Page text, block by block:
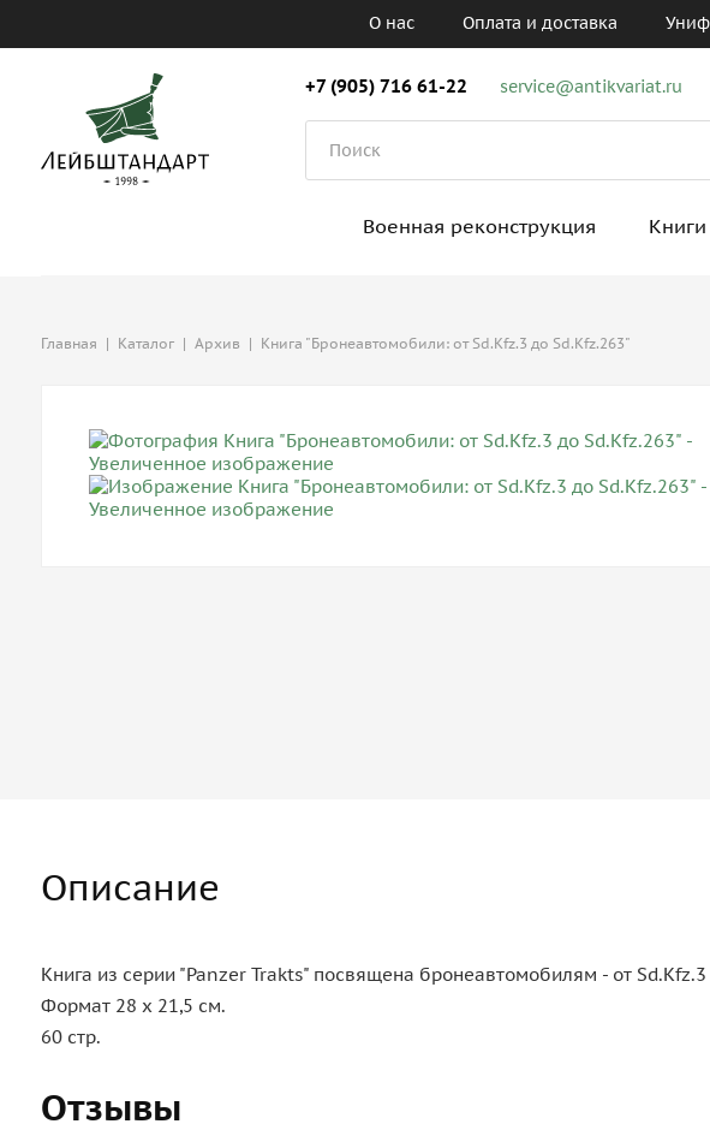
О нас Оплата и доставка
+7 (905) 716 61-22 service@antikvariat.ru
Военная реконструкция Книги
Главная | Каталог | Архив | Книга "Бронеавтомобили: от Sd.Kfz.3 до Sd.Kfz.263"
Описание
Книга из серии "Panzer Trakts" посвящена бронеавтомобилям - от
Формат 28 х 21,5 см.
60 стр.
Отзывы